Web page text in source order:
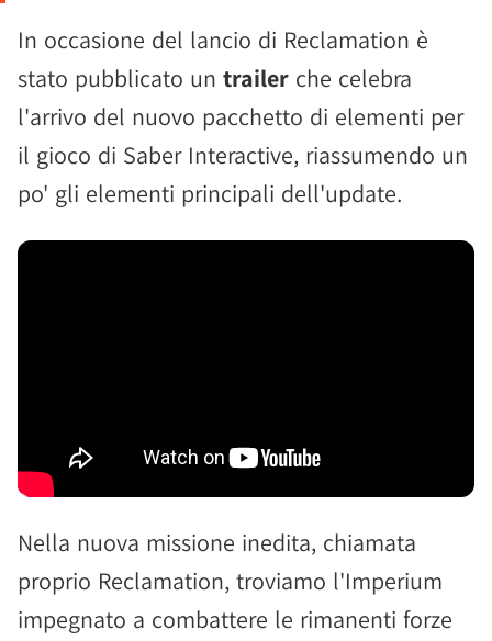
In occasione del lancio di Reclamation è
stato pubblicato un trailer che celebra
l'arrivo del nuovo pacchetto di elementi per
il gioco di Saber Interactive, riassumendo un
po' gli elementi principali dell'update.
Nella nuova missione inedita, chiamata
proprio Reclamation, troviamo l'Imperium
impegnato a combattere le rimanenti forze